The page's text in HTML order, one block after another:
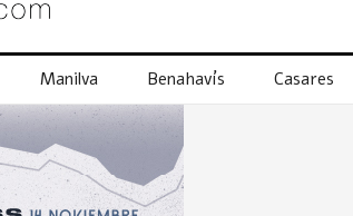
Manilva Benahavís Casares